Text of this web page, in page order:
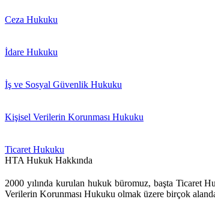
Ceza Hukuku
İdare Hukuku
İş ve Sosyal Güvenlik Hukuku
Kişisel Verilerin Korunması Hukuku
Ticaret Hukuku
HTA Hukuk Hakkında
2000 yılında kurulan hukuk büromuz, başta
Verilerin Korunması Hukuku olmak üzere birçok